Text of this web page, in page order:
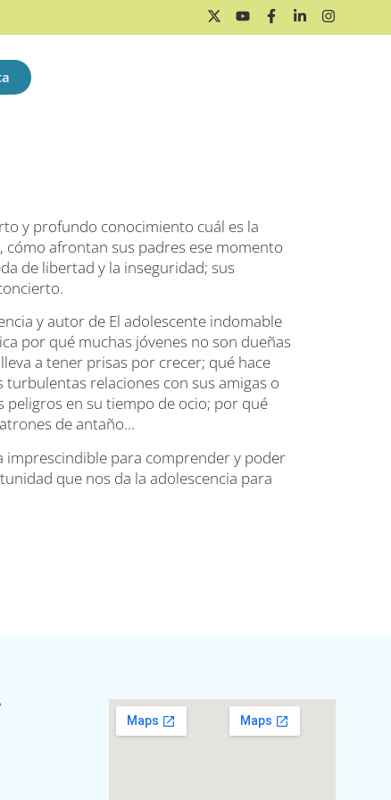
y profundo conocimiento cuál es la
cómo afrontan sus padres ese momento
de libertad y la inseguridad; sus
y autor de El adolescente indomable
por qué muchas jóvenes no son dueñas
a tener prisas por crecer; qué hace
relaciones con sus amigas o
peligros en su tiempo de ocio; por qué
de antaño…
imprescindible para comprender y poder
que nos da la adolescencia para